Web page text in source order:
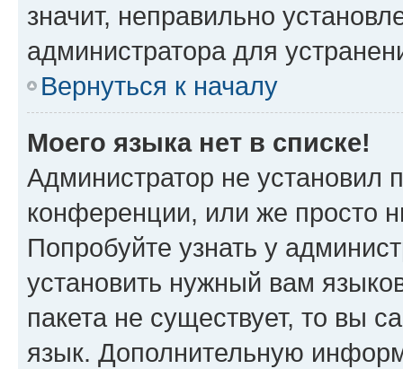
значит, неправильно
администратора для
Вернуться к началу
Моего языка нет в списке!
Администратор не установил
конференции, или же просто
Попробуйте узнать у
установить нужный вам
пакета не существует, то вы
язык. Дополнительную